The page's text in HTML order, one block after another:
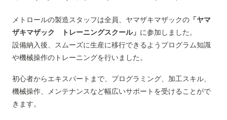
メトロールの製造スタッフは全員、ヤマザキマザックの「ヤマ
ザキマザック トレーニングスクール」 に参加しました。
設備納入後、スムーズに生産に移行できるようプログラム知識
や機械操作のトレーニングを行いました。
初心者からエキスパートまで、プログラミング、加工スキル、
機械操作、メンテナンスなど幅広いサポートを受けることがで
きます。